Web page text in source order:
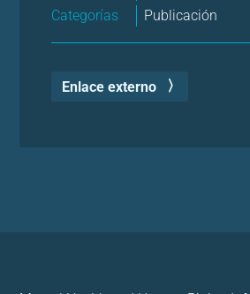
Categorías
Publicación
Enlace externo